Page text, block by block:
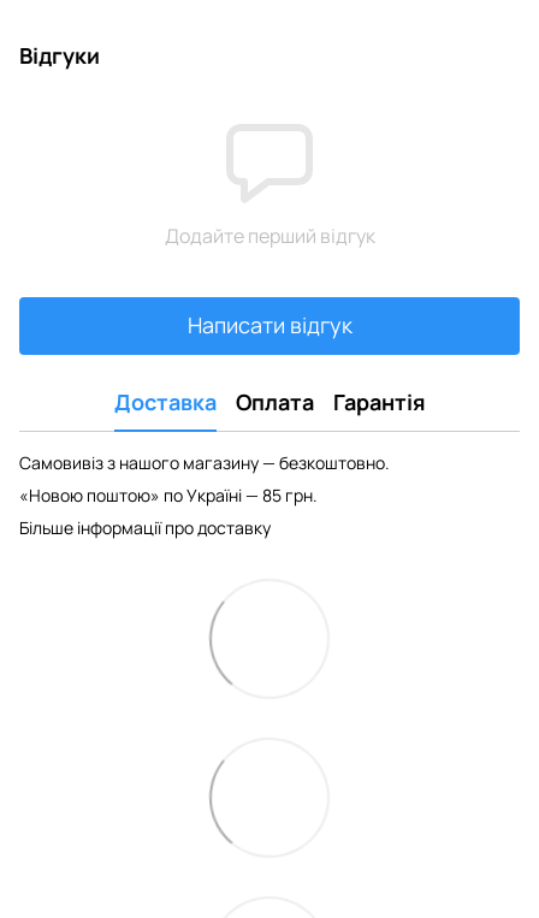
Відгуки
Додайте перший відгук
Написати відгук
Доставка Оплата Гарантія
Самовивіз з нашого магазину — безкоштовно.
«Новою поштою» по Україні — 85 грн.
Більше інформації про доставку